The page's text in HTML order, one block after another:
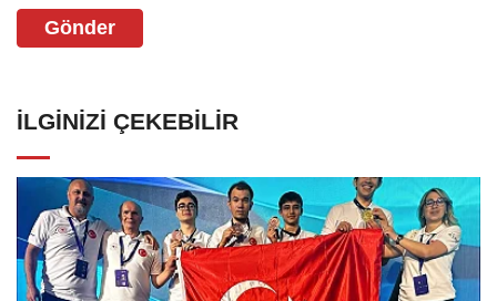
Gönder
İLGINIZI ÇEKEBILIR